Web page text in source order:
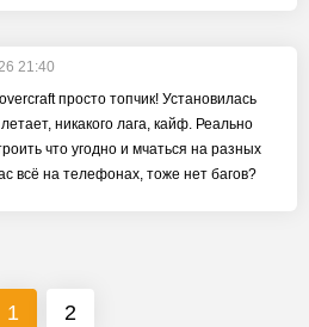
21:40
просто топчик! Установилась
никакого лага, кайф. Реально
что угодно и мчаться на разных
всё на телефонах, тоже нет багов?
1 2